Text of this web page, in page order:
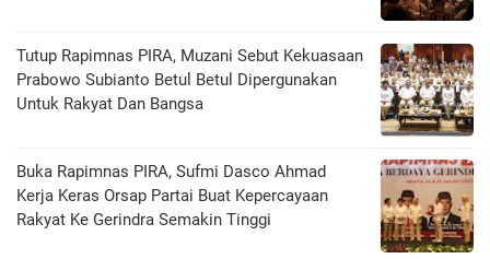
Tutup Rapimnas PIRA, Muzani Sebut Kekuasaan
Prabowo Subianto Betul Betul Dipergunakan
Untuk Rakyat Dan Bangsa
Buka Rapimnas PIRA, Sufmi Dasco Ahmad
Kerja Keras Orsap Partai Buat Kepercayaan
Rakyat Ke Gerindra Semakin Tinggi